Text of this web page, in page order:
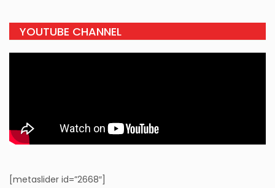
YOUTUBE CHANNEL
[metaslider id=”2668″]